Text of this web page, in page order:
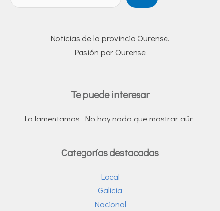
Noticias de la provincia Ourense.
Pasión por Ourense
Te puede interesar
Lo lamentamos. No hay nada que mostrar aún.
Categorías destacadas
Local
Galicia
Nacional